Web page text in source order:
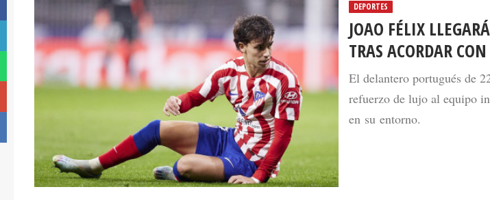
DEPORTES
JOAO FÉLIX
TRAS ACORDAR
El delantero portugués de
refuerzo de lujo al equipo
en su entorno.